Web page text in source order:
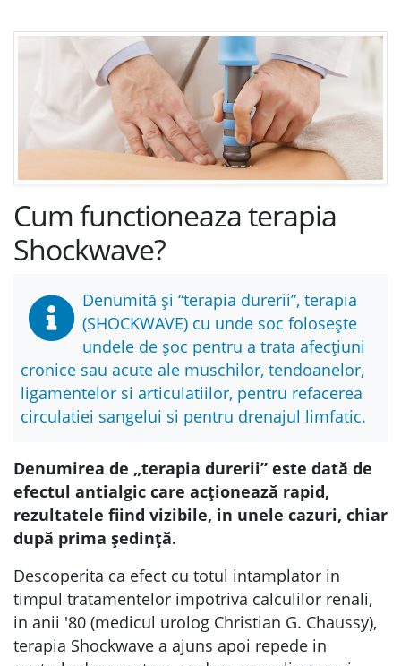
Cum functioneaza terapia
Shockwave?
Denumită și “terapia durerii”, terapia
(SHOCKWAVE) cu unde soc folosește
undele de șoc pentru a trata afecțiuni
cronice sau acute ale muschilor, tendoanelor,
ligamentelor si articulatiilor, pentru refacerea
circulatiei sangelui si pentru drenajul limfatic.
Denumirea de „terapia durerii” este dată de
efectul antialgic care acționează rapid,
rezultatele fiind vizibile, in unele cazuri, chiar
după prima ședință.
Descoperita ca efect cu totul intamplator in
timpul tratamentelor impotriva calculilor renali,
in anii '80 (medicul urolog Christian G. Chaussy),
terapia Shockwave a ajuns apoi repede in